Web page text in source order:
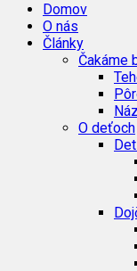
Domov
O nás
Články
Čakáme
O deťoch